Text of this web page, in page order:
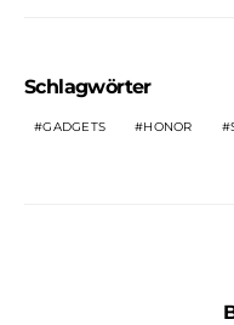
Schlagwörter
GADGETS HONOR